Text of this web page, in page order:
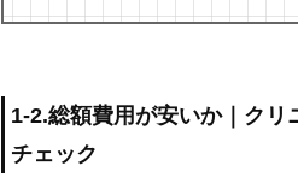
1-2.総額費用が安いか｜クリ
チェック